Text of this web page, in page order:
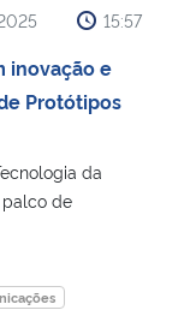
15:57
inovação e
Protótipos
da
palco de